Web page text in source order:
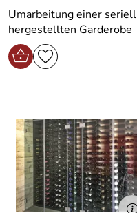
Umarbeitung einer seriell
hergestellten Garderobe